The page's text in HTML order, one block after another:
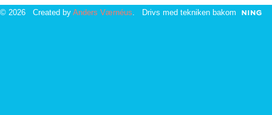
© 2026 Created by Anders Værnéus . Drivs med tekniken bakom